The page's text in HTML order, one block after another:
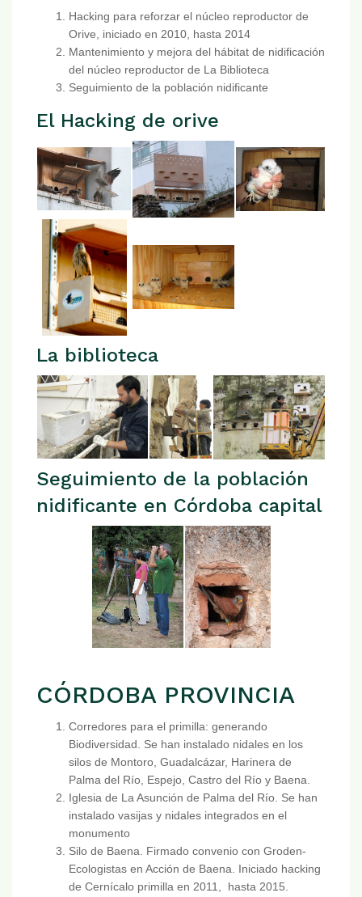
Hacking para reforzar el núcleo reproductor de
Orive, iniciado en 2010, hasta 2014
Mantenimiento y mejora del hábitat de nidificación
del núcleo reproductor de La Biblioteca
Seguimiento de la población nidificante
El Hacking de orive
La biblioteca
Seguimiento de la población
nidificante en Córdoba capital
CÓRDOBA PROVINCIA
Corredores para el primilla: generando
Biodiversidad. Se han instalado nidales en los
silos de Montoro, Guadalcázar, Harinera de
Palma del Río, Espejo, Castro del Río y Baena.
Iglesia de La Asunción de Palma del Río. Se han
instalado vasijas y nidales integrados en el
monumento
Silo de Baena. Firmado convenio con Groden-
Ecologistas en Acción de Baena. Iniciado hacking
de Cernícalo primilla en 2011, hasta 2015.